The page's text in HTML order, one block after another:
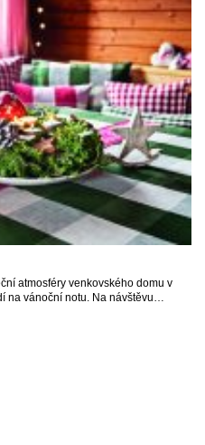
atmosféry venkovského domu v
na vánoční notu. Na návštěvu…